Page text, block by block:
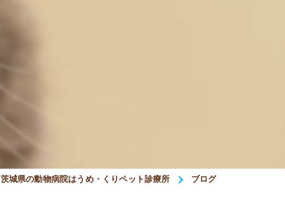
茨城県の動物病院はうめ・くりペット診療所 ブログ